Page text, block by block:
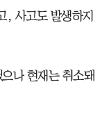
, 사고도 발생하지
나 현재는 취소돼